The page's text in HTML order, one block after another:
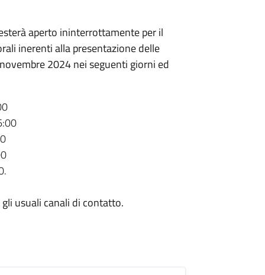
aperto ininterrottamente per il
inerenti alla presentazione delle
2024 nei seguenti giorni ed
usuali canali di contatto.